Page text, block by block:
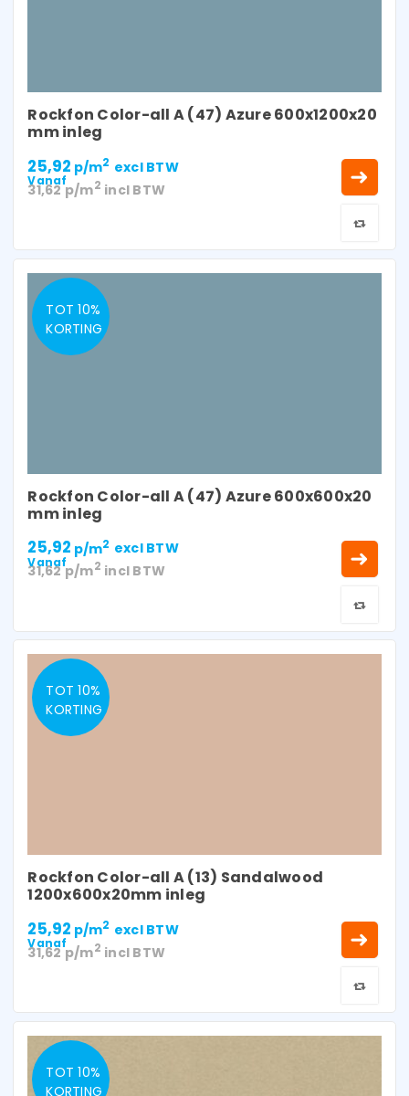
Rockfon Color-all A (47) Azure 600x1200x20
mm inleg
Vanaf
25,92 p/m2 excl BTW
31,62p/m2 incl BTW
TOT 10%
KORTING
Rockfon Color-all A (47) Azure 600x600x20
mm inleg
Vanaf
25,92 p/m2 excl BTW
31,62p/m2 incl BTW
TOT 10%
KORTING
Rockfon Color-all A (13) Sandalwood
1200x600x20mm inleg
Vanaf
25,92 p/m2 excl BTW
31,62p/m2 incl BTW
TOT 10%
KORTING